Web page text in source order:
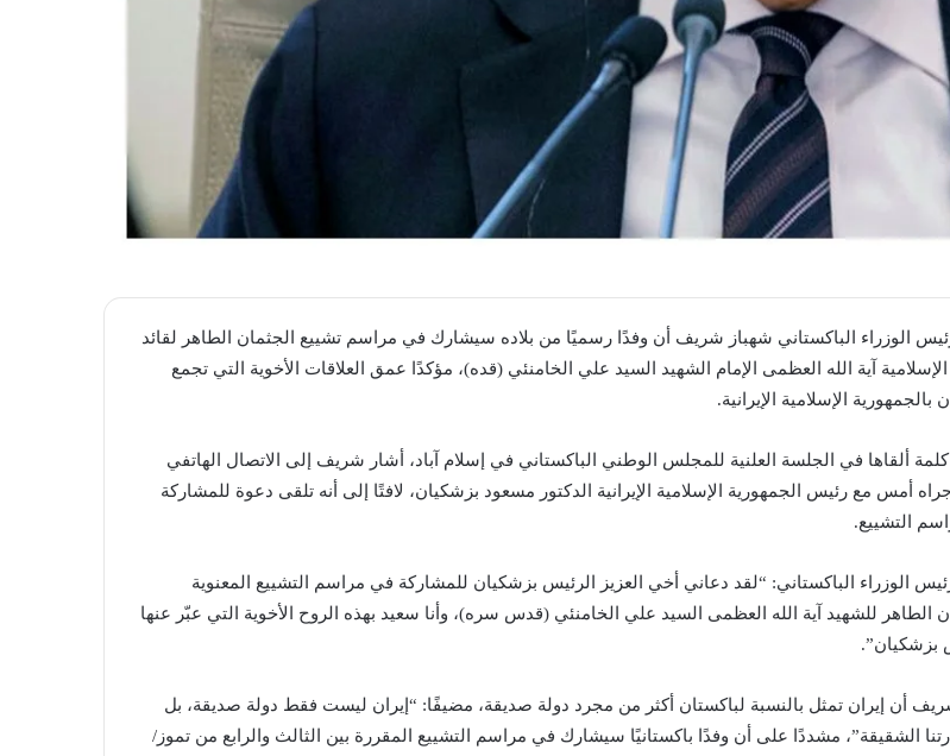
الوزراء الباكستاني شهباز شريف أن وفدًا رسميًا من بلاده سيشارك في مراسم تشييع الجثمان الطاهر لقائد
الإسلامية آية الله العظمى الإمام الشهيد السيد علي الخامنئي (قده)، مؤكدًا عمق العلاقات الأخوية التي تجمع
بالجمهورية الإسلامية الإيرانية.
ألقاها في الجلسة العلنية للمجلس الوطني الباكستاني في إسلام آباد، أشار شريف إلى الاتصال الهاتفي
أمس مع رئيس الجمهورية الإسلامية الإيرانية الدكتور مسعود بزشكيان، لافتًا إلى أنه تلقى دعوة للمشاركة
التشييع.
الوزراء الباكستاني: “لقد دعاني أخي العزيز الرئيس بزشكيان للمشاركة في مراسم التشييع المعنوية
الطاهر للشهيد آية الله العظمى السيد علي الخامنئي (قدس سره)، وأنا سعيد بهذه الروح الأخوية التي عبّر عنها
بزشكيان”.
أن إيران تمثل بالنسبة لباكستان أكثر من مجرد دولة صديقة، مضيفًا: “إيران ليست فقط دولة صديقة، بل
الشقيقة”، مشددًا على أن وفدًا باكستانيًا سيشارك في مراسم التشييع المقررة بين الثالث والرابع من تموز/